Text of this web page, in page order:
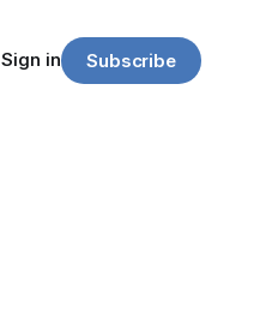
Sign in Subscribe